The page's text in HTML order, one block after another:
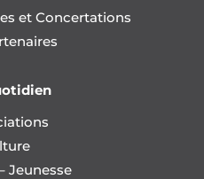
et Concertations
Jeunesse